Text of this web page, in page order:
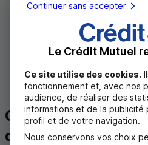
et d’ingénierie ;
Montant couvert
:
assuré (enveloppe
Âge limite de l'assuré à
62 ans (au 31/12 de
Condition: l’assurance
temps que le prêt.
Obtenez un Prêt
d'Entreprise Crédit
Continuer sans accepter
Le Crédit Mutuel
Ce site utilise des cookies.
fonctionnement et, avec nos
audience, de réaliser des
informations et de la
profil et de votre navigation.
Nous conservons vos choix